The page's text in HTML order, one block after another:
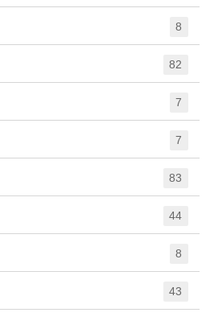
8
82
7
7
83
44
8
43